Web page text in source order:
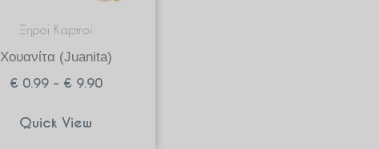
Ξηροί Καρποί
Χουανίτα (Juanita)
€0.99 – €9.90
Quick View